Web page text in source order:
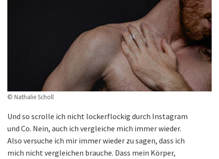
© Nathalie Scholl
Und so scrolle ich nicht lockerflockig durch Instagram
und Co. Nein, auch ich vergleiche mich immer wieder.
Also versuche ich mir immer wieder zu sagen, dass ich
mich nicht vergleichen brauche. Dass mein Körper,